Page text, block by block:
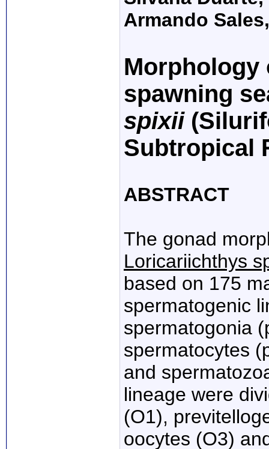
Armando
Morphology
spawning
spixii
Subtropical
ABSTRACT
The gonad
Loricariichthys
based on 175
spermatogenic
spermatogonia
spermatocytes
and
lineage were
(O1),
oocytes (O3)